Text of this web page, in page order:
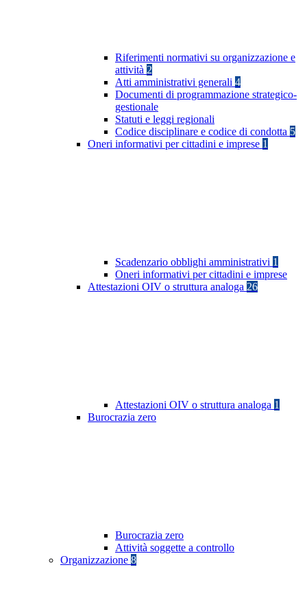
Riferimenti normativi su organizzazione e
attività 2
Atti amministrativi generali 4
Documenti di programmazione strategico-
gestionale
Statuti e leggi regionali
Codice disciplinare e codice di condotta 5
Oneri informativi per cittadini e imprese 1
Scadenzario obblighi amministrativi 1
Oneri informativi per cittadini e imprese
Attestazioni OIV o struttura analoga 26
Attestazioni OIV o struttura analoga 1
Burocrazia zero
Burocrazia zero
Attività soggette a controllo
Organizzazione 8